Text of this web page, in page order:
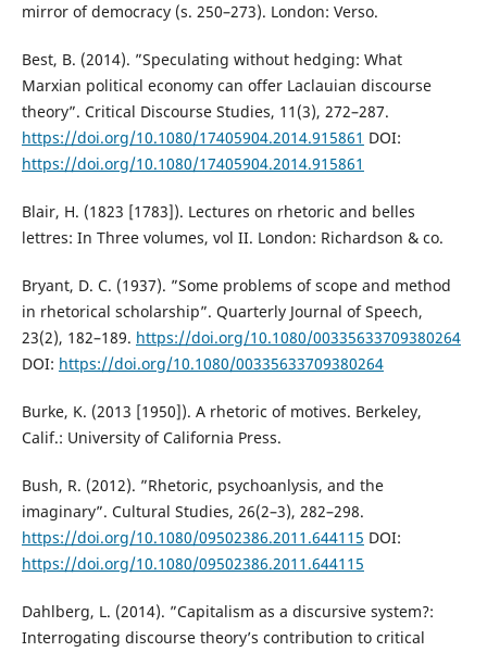
mirror of democracy (s. 250–273). London: Verso.
Best, B. (2014). ”Speculating without hedging: What
Marxian political economy can offer Laclauian discourse
theory”. Critical Discourse Studies, 11(3), 272–287.
https://doi.org/10.1080/17405904.2014.915861 DOI:
https://doi.org/10.1080/17405904.2014.915861
Blair, H. (1823 [1783]). Lectures on rhetoric and belles
lettres: In Three volumes, vol II. London: Richardson & co.
Bryant, D. C. (1937). ”Some problems of scope and method
in rhetorical scholarship”. Quarterly Journal of Speech,
23(2), 182–189. https://doi.org/10.1080/00335633709380264
DOI: https://doi.org/10.1080/00335633709380264
Burke, K. (2013 [1950]). A rhetoric of motives. Berkeley,
Calif.: University of California Press.
Bush, R. (2012). ”Rhetoric, psychoanlysis, and the
imaginary”. Cultural Studies, 26(2–3), 282–298.
https://doi.org/10.1080/09502386.2011.644115 DOI:
https://doi.org/10.1080/09502386.2011.644115
Dahlberg, L. (2014). ”Capitalism as a discursive system?:
Interrogating discourse theory’s contribution to critical